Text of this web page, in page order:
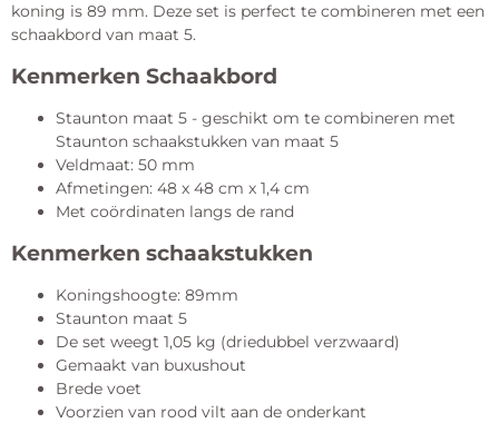
koning is 89 mm. Deze set is perfect te combineren met een
schaakbord van maat 5.
Kenmerken Schaakbord
Staunton maat 5 - geschikt om te combineren met
Staunton schaakstukken van maat 5
Veldmaat: 50 mm
Afmetingen: 48 x 48 cm x 1,4 cm
Met coördinaten langs de rand
Kenmerken schaakstukken
Koningshoogte: 89mm
Staunton maat 5
De set weegt 1,05 kg (driedubbel verzwaard)
Gemaakt van buxushout
Brede voet
Voorzien van rood vilt aan de onderkant